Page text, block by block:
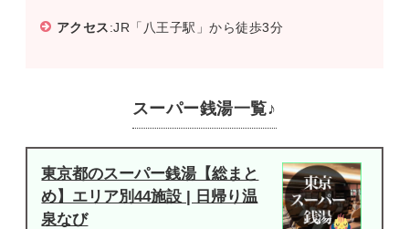
アクセス:JR「八王子駅」から徒歩3分
スーパー銭湯一覧♪
東京都のスーパー銭湯【総まと
め】エリア別44施設 | 日帰り温
泉なび